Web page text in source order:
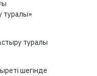
туралы»
туралы
шегінде